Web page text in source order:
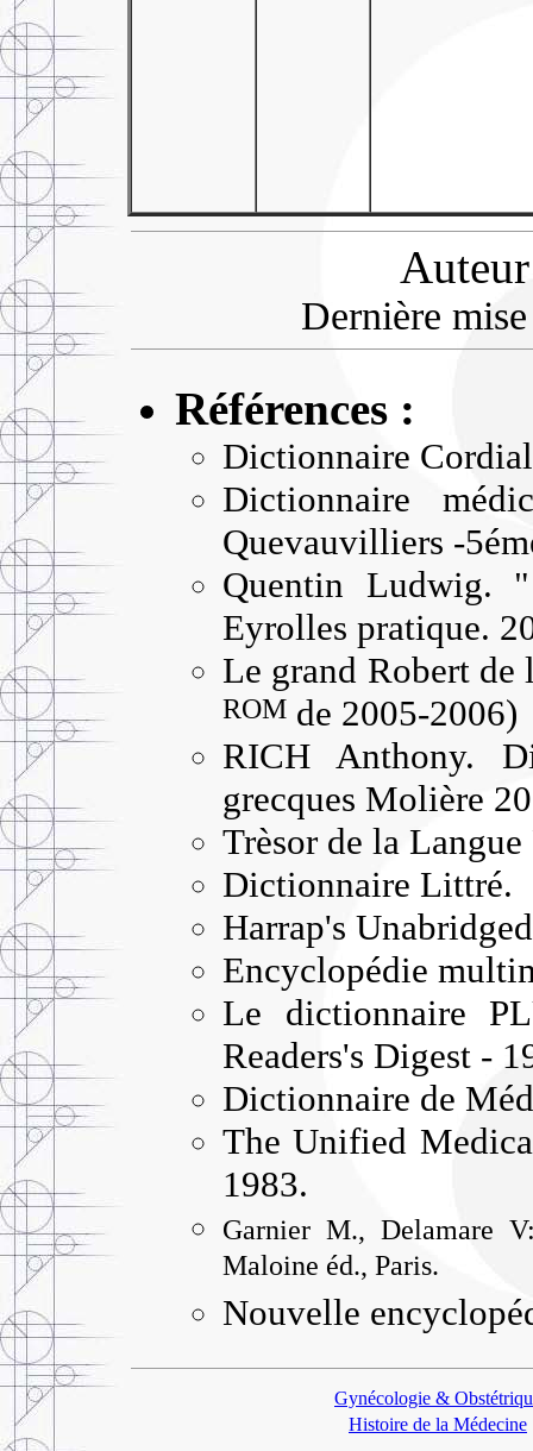
Dernière
Références :
Dictionnaire
Dictionnaire
Quevauvilliers -
Quentin Ludwig.
Eyrolles pratique.
Le grand Robert de
ROM de 2005-2006)
RICH Anthony.
grecques Molière
Trèsor de la Langue
Dictionnaire Littré.
Harrap's
Encyclopédie
Le dictionnaire
Readers's Digest -
Dictionnaire de
The Unified
1983.
Garnier M., Delamare
Maloine éd., Paris.
Nouvelle
Gynécologie &
Histoire de la Médecine